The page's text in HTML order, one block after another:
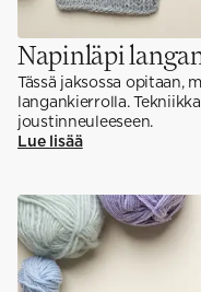
Napinläpi
Tässä jaksossa opitaan,
langankierrolla.
joustinneuleeseen.
Lue lisää